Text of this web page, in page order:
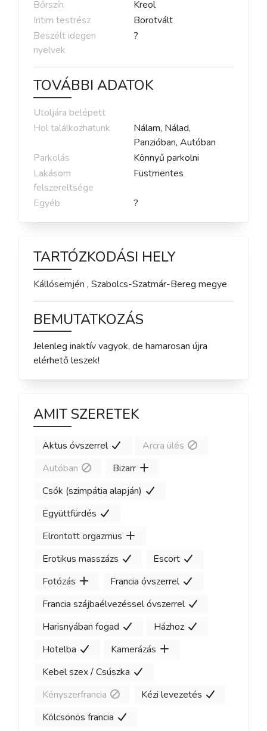
Bőrszín
Kreol
Intim testrész
Borotvált
Beszélt idegen
nyelvek
?
TOVÁBBI ADATOK
Utoljára belépett
Hol találkozhatunk
Nálam, Nálad,
Panzióban, Autóban
Parkolás
Könnyű parkolni
Lakásom
felszereltsége
Füstmentes
Egyéb ?
TARTÓZKODÁSI HELY
Kállósemjén , Szabolcs-Szatmár-Bereg megye
BEMUTATKOZÁS
Jelenleg inaktív vagyok, de hamarosan újra
elérhető leszek!
AMIT SZERETEK
Aktus óvszerrel
Arcra ülés
Autóban
Bizarr
Csók (szimpátia alapján)
Együttfürdés
Elrontott orgazmus
Erotikus masszázs
Escort
Fotózás
Francia óvszerrel
Francia szájbaélvezéssel óvszerrel
Harisnyában fogad
Házhoz
Hotelba
Kamerázás
Kebel szex / Csúszka
Kényszerfrancia
Kézi levezetés
Kölcsönös francia